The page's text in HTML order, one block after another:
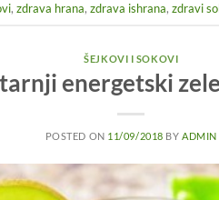
, zdrava hrana, zdrava ishrana, zdravi
ŠEJKOVI I SOKOVI
energetski
POSTED ON 11/09/2018 BYADMIN